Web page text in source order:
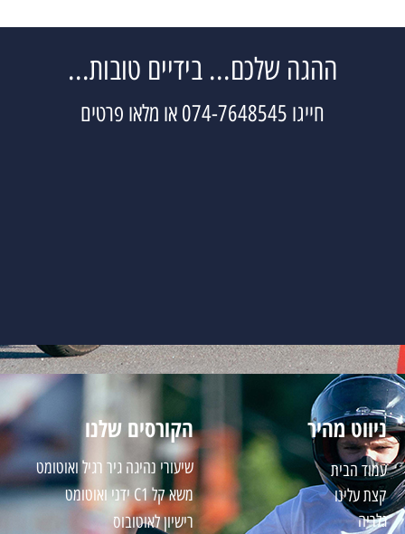
ההגה שלכם... בידיים טובות...
חייגו 074-7648545 או מלאו פרטים
ניווט מהיר
עמוד הבית
קצת עלינו
גלריה
הקורסים שלנו
שיעורי נהיגה גיר רגיל ואוטומט
משא קל C1 ידני ואוטומט
רישיון לאוטובוס